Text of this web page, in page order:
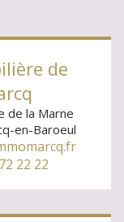
de
de la Marne
en-Baroeul
22 22